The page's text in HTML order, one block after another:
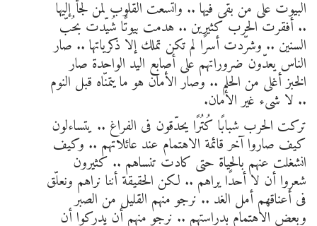
البيوت على من بقى فيها .. واتسعت القلوب لمن لجأ إليها
.. أفقرت الحرب كثيرين .. هدمت بيوتًا شُيّدت بحُبّ
السنين .. وشرّدت أسرًا لم تكن تملك إلا ذكرياتها .. صار
الناس يعدّون ضروراتهم على أصابع اليد الواحدة صار
الخبز أغلى من الحلم .. وصار الأمان هو ما يتمنّاه قبل النوم
.. لا شىء غير الأمان.
تركت الحرب شبابًا كُتُرًا يحدّقون فى الفراغ .. يتساءلون
كيف صاروا آخر قائمة الاهتمام عند عائلاتهم .. وكيف
انشغلت عنهم بالحياة حتى كادت تنساهم .. كثيرون
شعروا أن لا أحدًا يراهم .. لكن الحقيقة أننا نراهم ونعلّق
فى أعناقهم أمل الغد .. نرجو منهم القليل من الصبر
وبعض الاهتمام بدراستهم .. نرجو منهم أن يدركوا أن